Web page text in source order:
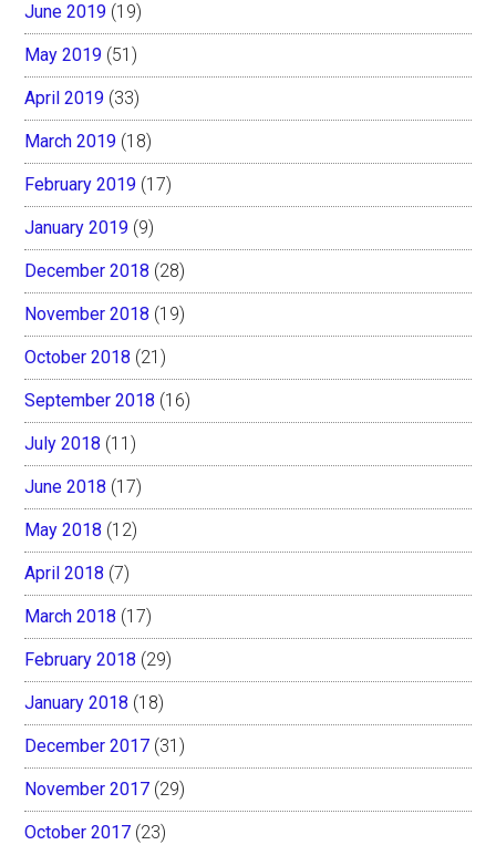
June 2019 (19)
May 2019 (51)
April 2019 (33)
March 2019 (18)
February 2019 (17)
January 2019 (9)
December 2018 (28)
November 2018 (19)
October 2018 (21)
September 2018 (16)
July 2018 (11)
June 2018 (17)
May 2018 (12)
April 2018 (7)
March 2018 (17)
February 2018 (29)
January 2018 (18)
December 2017 (31)
November 2017 (29)
October 2017 (23)